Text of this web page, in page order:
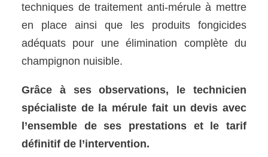
techniques de traitement anti-mérule à mettre
en place ainsi que les produits fongicides
adéquats pour une élimination complète du
champignon nuisible.
Grâce à ses observations, le technicien
spécialiste de la mérule fait un devis avec
l’ensemble de ses prestations et le tarif
définitif de l’intervention.